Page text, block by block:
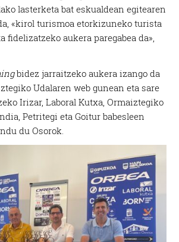
lasterketa bat eskualdean egitearen
«kirol turismoa etorkizuneko turista
fidelizatzeko aukera paregabea da»,
bidez jarraitzeko aukera izango da
Udalaren web gunean eta sare
Irizar, Laboral Kutxa, Ormaiztegiko
Petritegi eta Goitur babesleen
du Osorok.